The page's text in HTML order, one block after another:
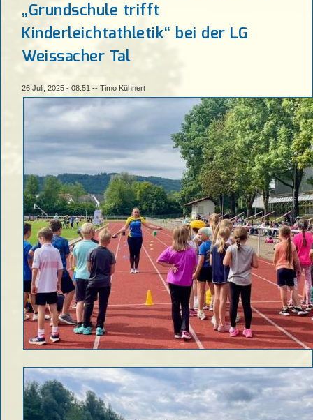
„Grundschule trifft
Kinderleichtathletik“ bei der LG
Weissacher Tal
26 Juli, 2025 - 08:51 -- Timo Kühnert